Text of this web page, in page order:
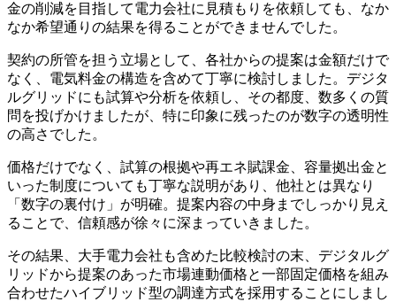
金の削減を目指して電力会社に見積もりを依頼しても、なか
なか希望通りの結果を得ることができませんでした。
契約の所管を担う立場として、各社からの提案は金額だけで
なく、電気料金の構造を含めて丁寧に検討しました。デジタ
ルグリッドにも試算や分析を依頼し、その都度、数多くの質
問を投げかけましたが、特に印象に残ったのが数字の透明性
の高さでした。
価格だけでなく、試算の根拠や再エネ賦課金、容量拠出金と
いった制度についても丁寧な説明があり、他社とは異なり
「数字の裏付け」が明確。提案内容の中身までしっかり見え
ることで、信頼感が徐々に深まっていきました。
その結果、大手電力会社も含めた比較検討の末、デジタルグ
リッドから提案のあった市場連動価格と一部固定価格を組み
合わせたハイブリッド型の調達方式を採用することにしまし